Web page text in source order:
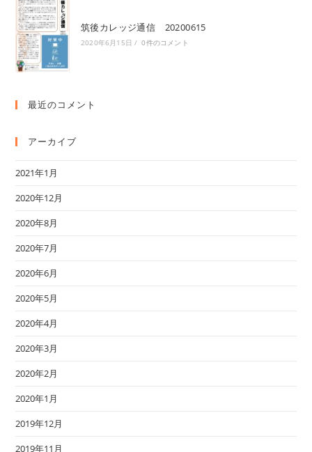
筑後カレッジ通信 20200615
2020年6月15日 / 0件のコメント
最近のコメント
アーカイブ
2021年1月
2020年12月
2020年8月
2020年7月
2020年6月
2020年5月
2020年4月
2020年3月
2020年2月
2020年1月
2019年12月
2019年11月